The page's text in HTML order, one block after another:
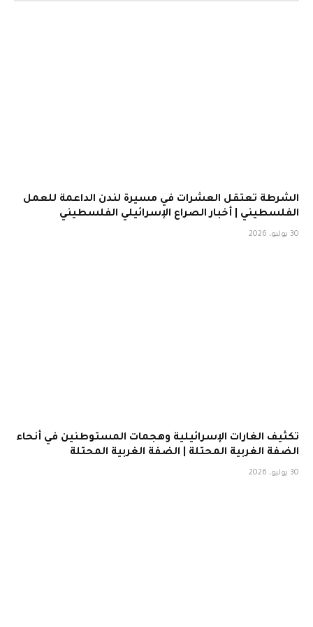
الشرطة تعتقل العشرات في مسيرة لندن الداعمة للعمل
الفلسطيني | أخبار الصراع الإسرائيلي الفلسطيني
30 يوليو، 2026
تكثيف الغارات الإسرائيلية وهجمات المستوطنين في أنحاء
الضفة الغربية المحتلة | الضفة الغربية المحتلة
30 يوليو، 2026